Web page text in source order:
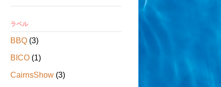
ラベル
BBQ (3)
BICO (1)
CairnsShow (3)